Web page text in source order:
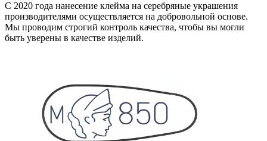
С 2020 года нанесение клейма на серебряные украшения
производителями осуществляется на добровольной основе.
Мы проводим строгий контроль качества, чтобы вы могли
быть уверены в качестве изделий.